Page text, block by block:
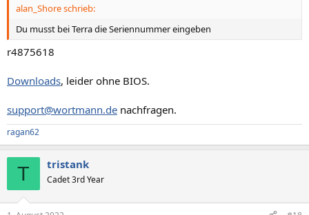
alan_Shore schrieb:
Du musst bei Terra die Seriennummer eingeben
r4875618
Downloads, leider ohne BIOS.
support@wortmann.de nachfragen.
ragan62
T tristank
Cadet 3rd Year